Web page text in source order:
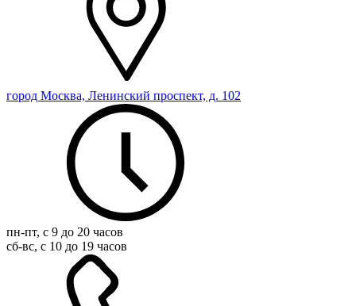
город Москва, Ленинский проспект, д. 102
пн-пт, с 9 до 20 часов
сб-вс, с 10 до 19 часов